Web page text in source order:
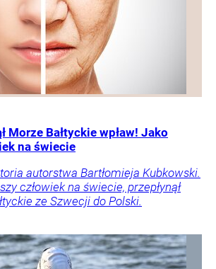
Morze Bałtyckie wpław! Jako
na świecie
autorstwa Bartłomieja Kubkowski.
człowiek na świecie, przepłynął
ze Szwecji do Polski.